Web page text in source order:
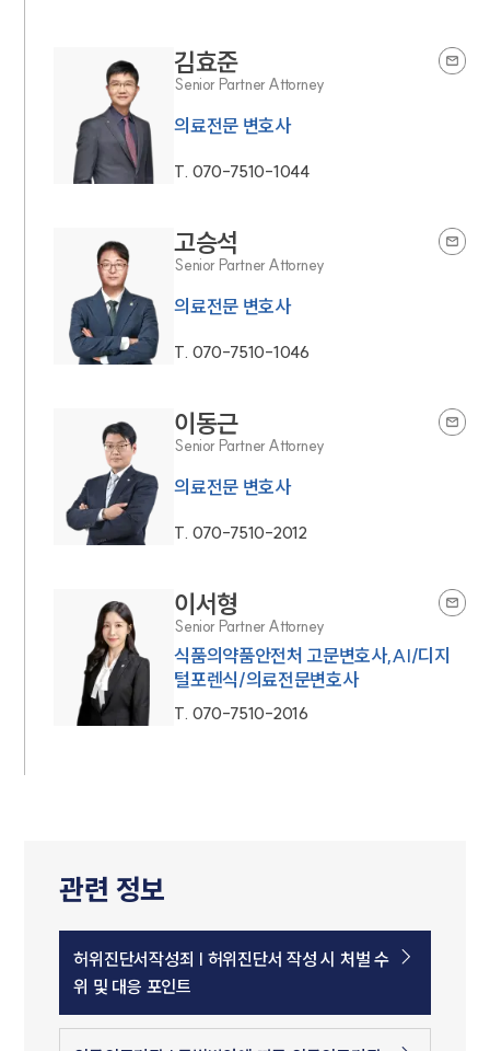
김효준
Senior Partner Attorney
의료전문 변호사
T. 070-7510-1044
고승석
Senior Partner Attorney
의료전문 변호사
T. 070-7510-1046
이동근
Senior Partner Attorney
의료전문 변호사
T. 070-7510-2012
이서형
Senior Partner Attorney
식품의약품안전처 고문변호사,AI/디지
털포렌식/의료전문변호사
T. 070-7510-2016
관련 정보
허위진단서작성죄 | 허위진단서 작성 시 처벌 수
위 및 대응 포인트